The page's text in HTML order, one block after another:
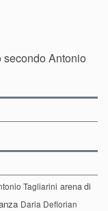
Antonio
Tagliarini arena di
Daria Deflorian